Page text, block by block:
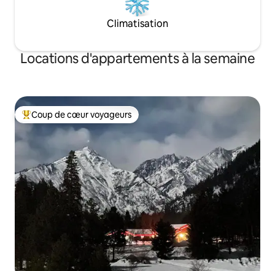
Climatisation
Locations d'appartements à la semaine
Coups de cœur voyageurs les plus appréciés
Coup de cœur voyageurs